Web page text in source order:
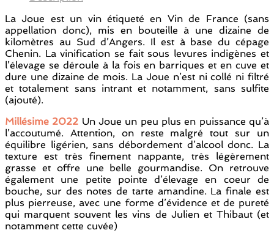
La Joue est un vin étiqueté en Vin de France (sans
appellation donc), mis en bouteille à une dizaine de
kilomètres au Sud d’Angers. Il est à base du cépage
Chenin. La vinification se fait sous levures indigènes et
l’élevage se déroule à la fois en barriques et en cuve et
dure une dizaine de mois. La Joue n’est ni collé ni filtré
et totalement sans intrant et notamment, sans sulfite
(ajouté).
Millésime 2022 Un Joue un peu plus en puissance qu’à
l’accoutumé. Attention, on reste malgré tout sur un
équilibre ligérien, sans débordement d’alcool donc. La
texture est très finement nappante, très légèrement
grasse et offre une belle gourmandise. On retrouve
également une petite pointe d’élevage en coeur de
bouche, sur des notes de tarte amandine. La finale est
plus pierreuse, avec une forme d’évidence et de pureté
qui marquent souvent les vins de Julien et Thibaut (et
notamment cette cuvée)